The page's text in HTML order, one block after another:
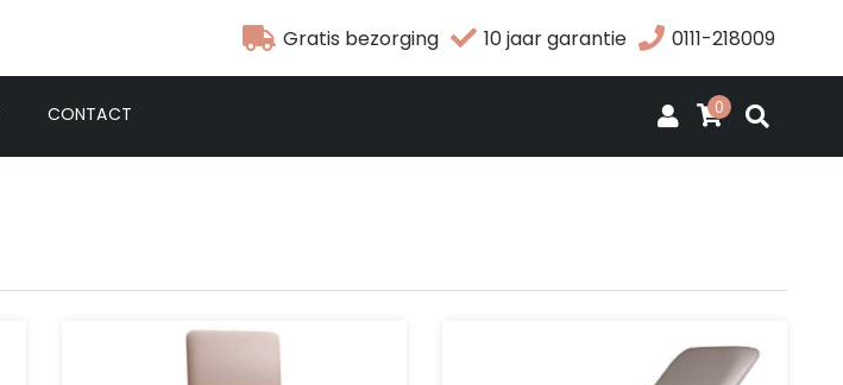
Gratis bezorging 10 jaar garantie 0111-218009
CONTACT 0